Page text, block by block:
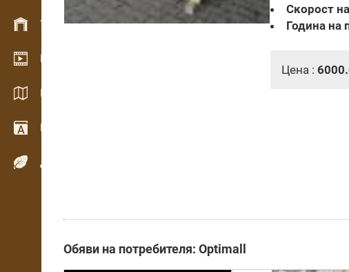
Управление на склад
Видео галерия
Каталози / Брошури
Речник
Дървесни видове
Скорост
Година на
Цена :
Обяви на потребителя: Optimall